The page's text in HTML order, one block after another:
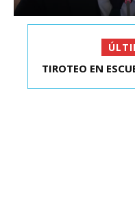
HARBOE: “LO QUE
TIROTEO EN